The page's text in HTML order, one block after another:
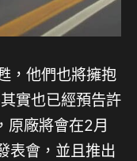
，他們也將擁抱
實也已經預告許
原廠將會在2月
表會，並且推出